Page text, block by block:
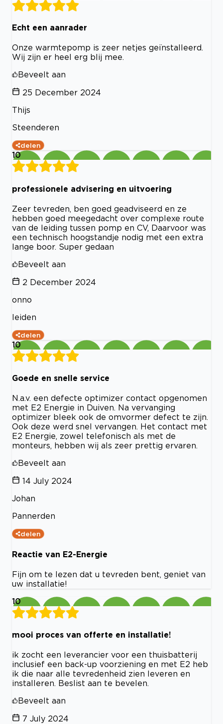
Echt een aanrader
Onze warmtepomp is zeer netjes geïnstalleerd.
Wij zijn er heel erg blij mee.
Beveelt aan
25 December 2024
Thijs
Steenderen
delen
10
professionele advisering en uitvoering
Zeer tevreden, ben goed geadviseerd en ze
hebben goed meegedacht over complexe route
van de leiding tussen pomp en CV, Daarvoor was
een technisch hoogstandje nodig met een extra
lange boor. Super gedaan
Beveelt aan
2 December 2024
onno
leiden
delen
10
Goede en snelle service
N.a.v. een defecte optimizer contact opgenomen
met E2 Energie in Duiven. Na vervanging
optimizer bleek ook de omvormer defect te zijn.
Ook deze werd snel vervangen. Het contact met
E2 Energie, zowel telefonisch als met de
monteurs, hebben wij als zeer prettig ervaren.
Beveelt aan
14 July 2024
Johan
Pannerden
delen
Reactie van E2-Energie
Fijn om te lezen dat u tevreden bent, geniet van
uw installatie!
10
mooi proces van offerte en installatie!
ik zocht een leverancier voor een thuisbatterij
inclusief een back-up voorziening en met E2 heb
ik die naar alle tevredenheid zien leveren en
installeren. Beslist aan te bevelen.
Beveelt aan
7 July 2024